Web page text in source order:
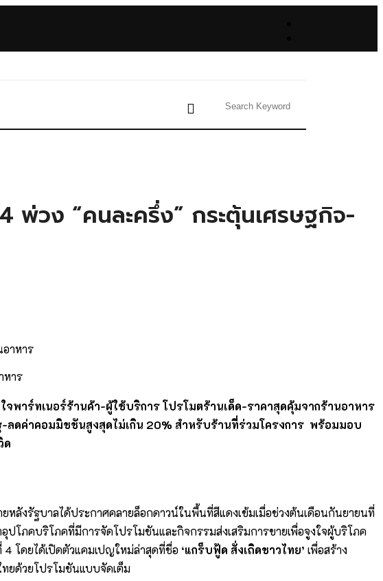
พ่วง “คนละครึ่ง” กระตุ้นเศรษฐกิจ-
หาร
พาร์ทเนอร์ร้านค้า-ผู้ใช้บริการ โปรโมตร้านเด็ด-ราคาสุดคุ้มจากร้านอาหาร
-ลดค่าคอมมิชชันสูงสุดไม่เกิน 20% สำหรับร้านที่ร่วมโครงการ พร้อมมอบ
ด
ยหลังรัฐบาลได้ประกาศคลายล็อกดาวน์ในพื้นที่สีแดงเข้มเมื่อช่วงต้นเดือนกันยายนที่
โภคบริโภคที่มีการจัดโปรโมชันและกิจกรรมส่งเสริมการขายเพื่อจูงใจผู้บริโภค
4 โดยได้เปิดตัวแคมเปญใหม่ล่าสุดที่ชื่อ ‘แกร็บฟู้ด สั่งเถิดชาวไทย’ เพื่อสร้าง
ยด้วยโปรโมชันแบบจัดเต็ม